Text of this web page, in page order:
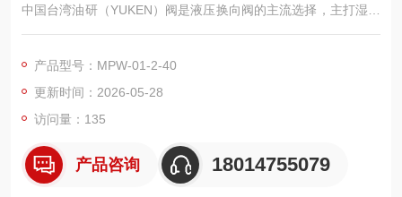
中国台湾油研（YUKEN）阀是液压换向阀的主流选择，主打湿式
线圈、高压低噪、长寿命、互换性强，在注塑、机床、工程机
产品型号：MPW-01-2-40
更新时间：2026-05-28
访问量：135
产品咨询 18014755079